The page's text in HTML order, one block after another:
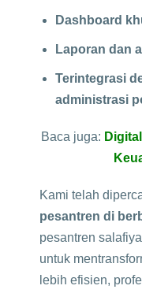
Dashboard
Laporan dan
Terintegrasi
administrasi
Baca juga:
Kami telah
pesantren di
pesantren
untuk
lebih efisien,